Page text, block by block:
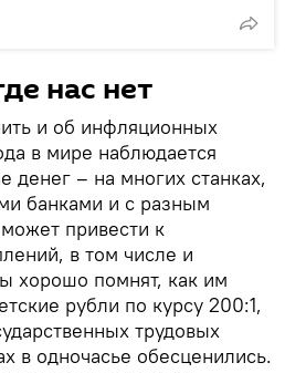
нас нет
и об инфляционных
в мире наблюдается
денег – на многих станках,
банками и с разным
привести к
в том числе и
хорошо помнят, как им
рубли по курсу 200:1,
трудовых
в одночасье обесценились.